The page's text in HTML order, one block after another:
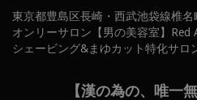
東京都豊島区長崎・西武池袋線椎
オンリーサロン【男の美容室】
シェービング&まゆカット特化サロ
【漢の為の、唯一